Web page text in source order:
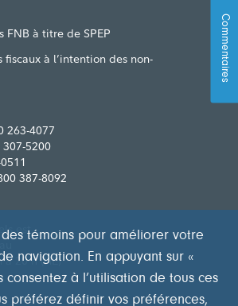
FNB à titre de SPEP
fiscaux à l’intention des non-
263-4077
307-5200
387-8092
est
à 20 h (HE)
des témoins pour améliorer votre
navigation. En appuyant sur «
consentez à l’utilisation de tous ces
préférez définir vos préférences,
Commentaires